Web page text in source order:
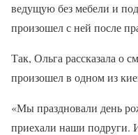
ведущую без мебели и
произошел с ней после
Так, Ольга рассказала о
произошел в одном из
«Мы праздновали день
приехали наши подруги.